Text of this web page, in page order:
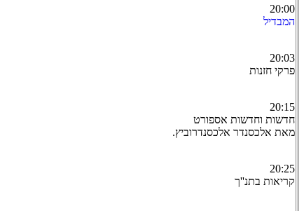
20:00
המבדיל
20:03
פרקי חזנות
20:15
חדשות וחדשות אספורט
מאת אלכסנדר אלכסנדרוביץ.
20:25
קריאות בתנ''ך